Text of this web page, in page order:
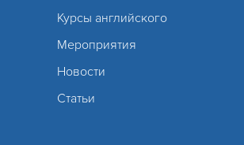
Курсы английского
Мероприятия
Новости
Статьи